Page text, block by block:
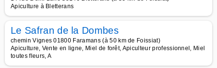
Apiculture à Bletterans
Le Safran de la Dombes
chemin Vignes 01800 Faramans (à 50 km de Foissiat)
Apiculture, Vente en ligne, Miel de forêt, Apiculteur professionnel, Miel
toutes fleurs, A